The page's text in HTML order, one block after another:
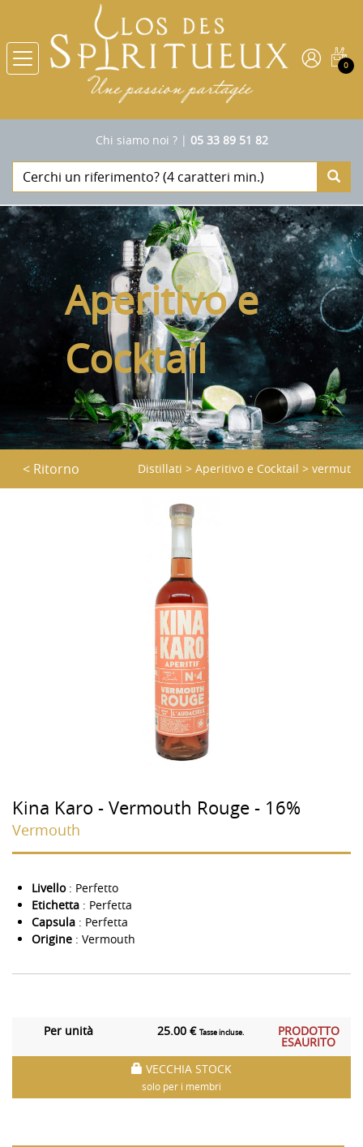
0
Chi siamo noi ?| 05 33 89 51 82
Aperitivo e
Cocktail
< Ritorno Distillati > Aperitivo e Cocktail > vermut
Kina Karo - Vermouth Rouge - 16%
Vermouth
Livello: Perfetto
Etichetta : Perfetta
Capsula : Perfetta
Origine : Vermouth
Per unità 25.00 €Tasse incluse. PRODOTTO
ESAURITO
VECCHIA STOCK
solo per i membri